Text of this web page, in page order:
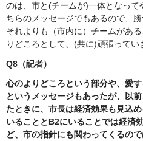
のは、市と(チームが)一体となって
ちらのメッセージでもあるので、
それよりも（市内に）チームがあ
りどころとして、(共に)頑張ってい
Q8（記者）
心のよりどころという部分や、愛
というメッセージもあったが、以
たときに、市長は経済効果も見込
いることとB2にいることでは経済
ど、市の指針にも関わってくるの